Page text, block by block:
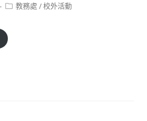
Post教務處 / 校外活動